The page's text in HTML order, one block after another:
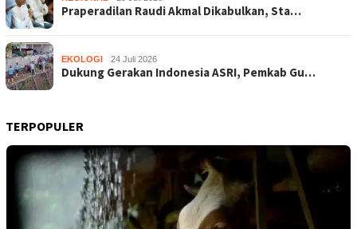
Praperadilan Raudi Akmal Dikabulkan, Sta…
EKOLOGI 24 Juli 2026
Dukung Gerakan Indonesia ASRI, Pemkab Gu…
TERPOPULER